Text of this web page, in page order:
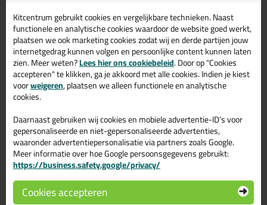
Extra diepe torx indruk
Speciale anti roest coating
Omschrijving Specificaties Reviews (0)
Reviews voor:
Tellerkopschroef Torx - 8,0 x 160 mm
- T40 - deeldraad - shield (50 st)
Er zijn nog geen reviews geschreven voor Woodies Ultimate
Tellerkopschroef Torx - 8,0 x 160 mm - T40 - deeldraad - shield
(50 st).Schrijf als eerste een review!
Kitcentrum gebruikt cookies en vergelijkbare technieken. Naast
functionele en analytische cookies waardoor de website goed werkt,
plaatsen we ook marketing cookies zodat wij en derde partijen jouw
internetgedrag kunnen volgen en persoonlijke content kunnen laten
zien. Meer weten?Lees hier ons cookiebeleid. Door op "Cookies
accepteren" te klikken, ga je akkoord met alle cookies. Indien je kiest
voorweigeren, plaatsen we alleen functionele en analytische
cookies.
Daarnaast gebruiken wij cookies en mobiele advertentie-ID’s voor
gepersonaliseerde en niet-gepersonaliseerde advertenties,
waaronder advertentiepersonalisatie via partners zoals Google.
Meer informatie over hoe Google persoonsgegevens gebruikt:
https://business.safety.google/privacy/
Cookies accepteren